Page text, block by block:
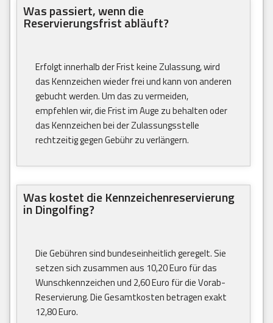
Was passiert, wenn die
Reservierungsfrist abläuft?
Erfolgt innerhalb der Frist keine Zulassung, wird
das Kennzeichen wieder frei und kann von anderen
gebucht werden. Um das zu vermeiden,
empfehlen wir, die Frist im Auge zu behalten oder
das Kennzeichen bei der Zulassungsstelle
rechtzeitig gegen Gebühr zu verlängern.
Was kostet die Kennzeichenreservierung
in Dingolfing?
Die Gebühren sind bundeseinheitlich geregelt. Sie
setzen sich zusammen aus 10,20 Euro für das
Wunschkennzeichen und 2,60 Euro für die Vorab-
Reservierung. Die Gesamtkosten betragen exakt
12,80 Euro.